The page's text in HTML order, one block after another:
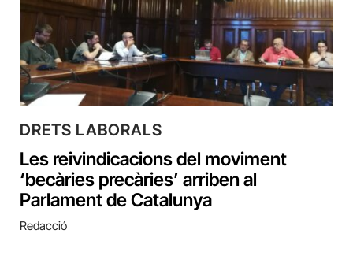
DRETS LABORALS
Les reivindicacions del moviment
‘becàries precàries’ arriben al
Parlament de Catalunya
Redacció